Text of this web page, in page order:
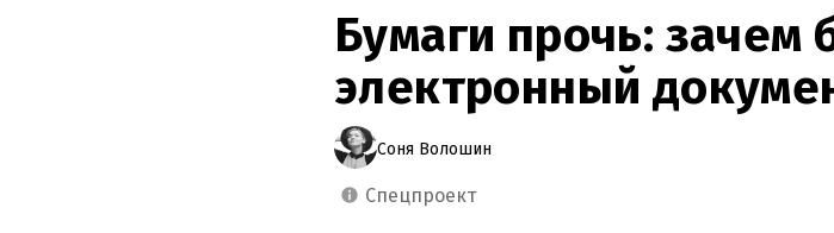
Бумаги прочь: зачем
электронный
Соня Волошин
спецпроект